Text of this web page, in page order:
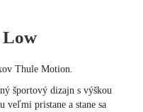
Thule Motion.
športový dizajn s výškou
veľmi pristane a stane sa